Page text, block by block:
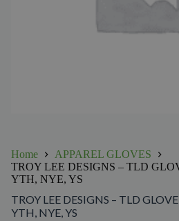
Home
APPAREL GLOVES
TROY LEE DESIGNS – TLD
YTH, NYE, YS
TROY LEE DESIGNS – TLD
YTH, NYE, YS